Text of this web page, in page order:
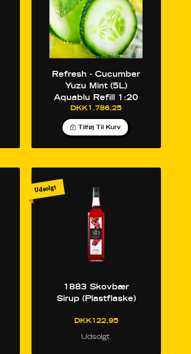
Refresh - Cucumber
Yuzu Mint (5L)
Aquablu Refill 1:20
DKK1.786,25
Tilføj Til Kurv
Udsolgt
1883 Skovbær
Sirup (Plastflaske)
DKK122,95
Udsolgt